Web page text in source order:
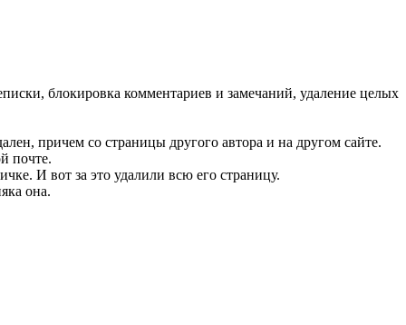
блокировка комментариев и замечаний, удаление целых
причем со страницы другого автора и на другом сайте.
почте.
И вот за это удалили всю его страницу.
она.